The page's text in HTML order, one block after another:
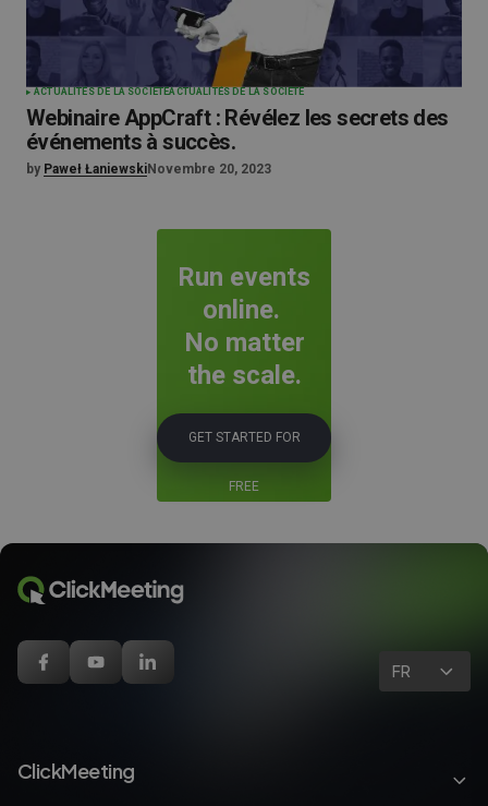
ACTUALITÉS DE LA SOCIÉTÉACTUALITÉS DE LA SOCIÉTÉ
Webinaire AppCraft : Révélez les secrets des
événements à succès.
by Paweł ŁaniewskiNovembre 20, 2023
Run events
online.
No matter
the scale.
GET STARTED FOR
FREE
FR
ClickMeeting